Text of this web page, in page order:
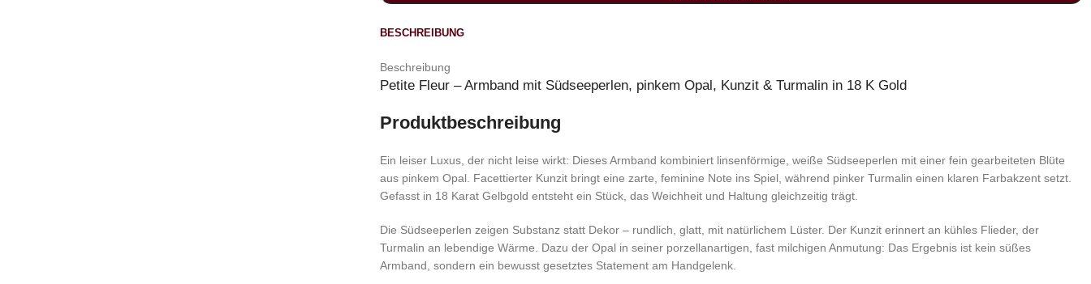
BESCHREIBUNG
Beschreibung
Petite Fleur – Armband mit Südseeperlen, pinkem Opal, Kunzit & Turmalin in 18 K Gold
Produktbeschreibung
Ein leiser Luxus, der nicht leise wirkt: Dieses Armband kombiniert linsenförmige, weiße Südseeperlen mit einer fein gearbeiteten Blüte
aus pinkem Opal. Facettierter Kunzit bringt eine zarte, feminine Note ins Spiel, während pinker Turmalin einen klaren Farbakzent setzt.
Gefasst in 18 Karat Gelbgold entsteht ein Stück, das Weichheit und Haltung gleichzeitig trägt.
Die Südseeperlen zeigen Substanz statt Dekor – rundlich, glatt, mit natürlichem Lüster. Der Kunzit erinnert an kühles Flieder, der
Turmalin an lebendige Wärme. Dazu der Opal in seiner porzellanartigen, fast milchigen Anmutung: Das Ergebnis ist kein süßes
Armband, sondern ein bewusst gesetztes Statement am Handgelenk.